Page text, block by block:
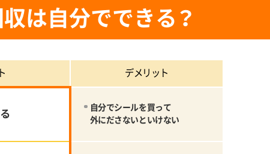
は自分でできる？
デメリット
自分でシールを買って
外にださないといけない